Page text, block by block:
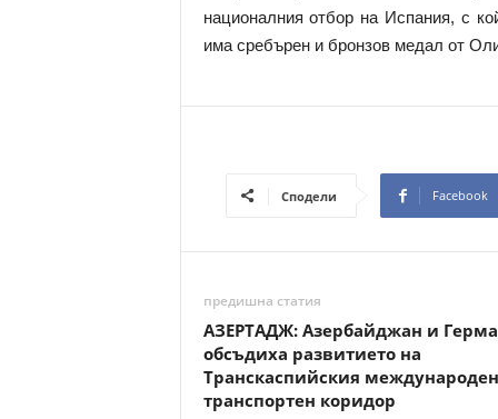
националния отбор на Испания, с
има сребърен и бронзов медал от
Сподели Facebook
предишна статия
АЗЕРТАДЖ: Азербайджан и
обсъдиха развитието на
Транскаспийския международен
транспортен коридор